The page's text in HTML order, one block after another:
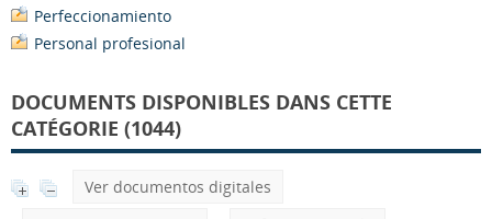
Perfeccionamiento
Personal profesional
DOCUMENTS DISPONIBLES DANS CETTE
CATÉGORIE (1044)
Ver documentos digitales